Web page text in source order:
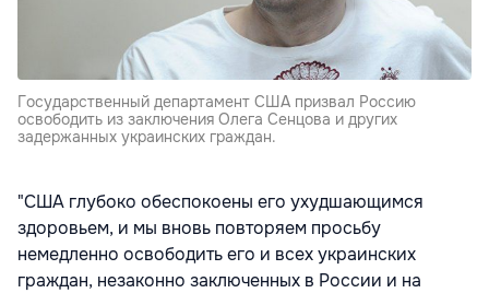
Государственный департамент США призвал Россию
освободить из заключения Олега Сенцова и других
задержанных украинских граждан.
"США глубоко обеспокоены его ухудшающимся
здоровьем, и мы вновь повторяем просьбу
немедленно освободить его и всех украинских
граждан, незаконно заключенных в России и на